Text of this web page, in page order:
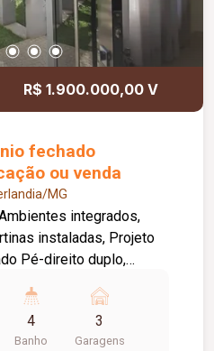
R$ 1.900.000,00 V
fechado
ou venda
MG
integrados,
instaladas, Projeto
Pé-direito duplo,
integrada à sala de
Bancada com 4 pufs
prateleiras, Cooktop 5
4
Banho
3
Garagens